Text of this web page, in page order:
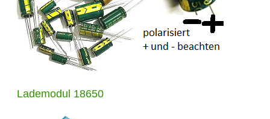
Lademodul 18650